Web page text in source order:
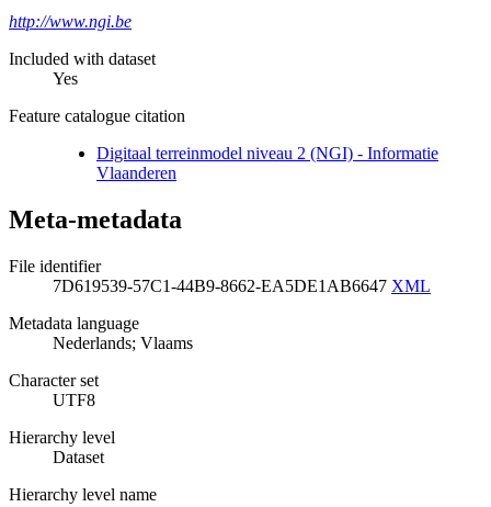
http://www.ngi.be
Included with dataset
Yes
Feature catalogue citation
Digitaal terreinmodel niveau 2 (NGI) - Informatie
Vlaanderen
Meta-metadata
File identifier
7D619539-57C1-44B9-8662-EA5DE1AB6647 XML
Metadata language
Nederlands; Vlaams
Character set
UTF8
Hierarchy level
Dataset
Hierarchy level name